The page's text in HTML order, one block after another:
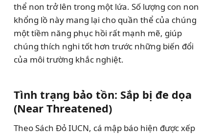
thể non trở lên trong một lứa. Số lượng con non
khổng lồ này mang lại cho quần thể của chúng
một tiềm năng phục hồi rất mạnh mẽ, giúp
chúng thích nghi tốt hơn trước những biến đổi
của môi trường khắc nghiệt.
Tình trạng bảo tồn: Sắp bị đe dọa
(Near Threatened)
Theo Sách Đỏ IUCN, cá mập báo hiện được xếp